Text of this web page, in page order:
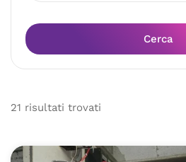
Cerca
21 risultati trovati